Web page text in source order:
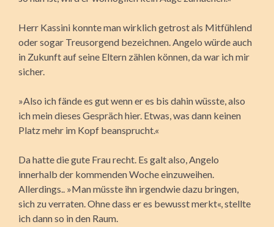
Herr Kassini konnte man wirklich getrost als Mitfühlend
oder sogar Treusorgend bezeichnen. Angelo würde auch
in Zukunft auf seine Eltern zählen können, da war ich mir
sicher.
»Also ich fände es gut wenn er es bis dahin wüsste, also
ich mein dieses Gespräch hier. Etwas, was dann keinen
Platz mehr im Kopf beansprucht.«
Da hatte die gute Frau recht. Es galt also, Angelo
innerhalb der kommenden Woche einzuweihen.
Allerdings.. »Man müsste ihn irgendwie dazu bringen,
sich zu verraten. Ohne dass er es bewusst merkt«, stellte
ich dann so in den Raum.